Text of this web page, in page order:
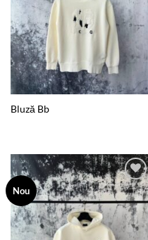
Bluză Bb
Nou
Add to
wishlist